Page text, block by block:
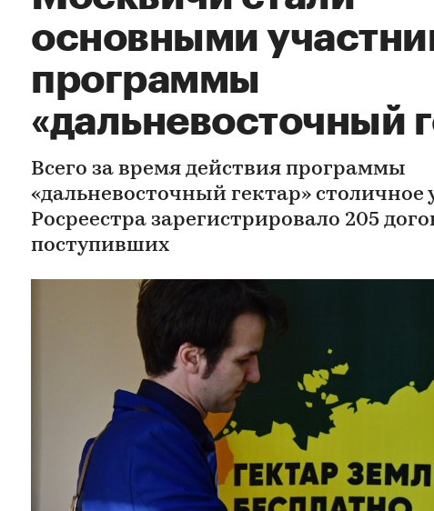
основными
программы
«дальневосточный
Всего за время действия программы
«дальневосточный гектар» столичное
Росреестра зарегистрировало 205
поступивших